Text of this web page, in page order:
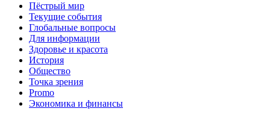
Пёстрый мир
Текущие события
Глобальные вопросы
Для информации
Здоровье и красота
История
Общество
Точка зрения
Promo
Экономика и финансы